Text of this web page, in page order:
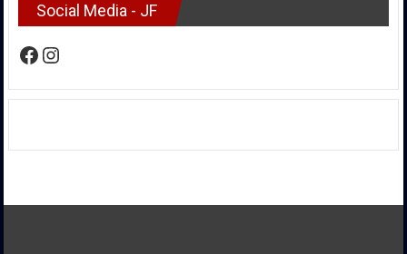
Social Media - JF
Facebook
Instagram